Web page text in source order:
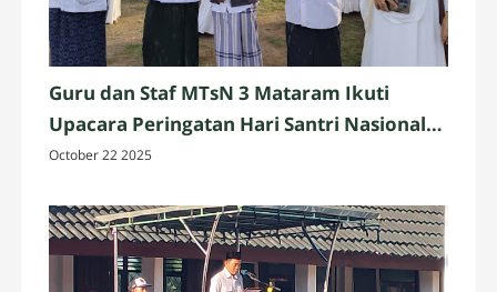
Guru dan Staf MTsN 3 Mataram Ikuti
Upacara Peringatan Hari Santri Nasional
2025 di Penujak, Lombok Tengah
October 22 2025